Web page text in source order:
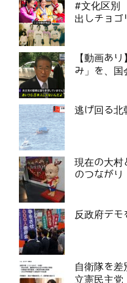
#文化区別
出しチョゴ
【動画あ
み」を、国
逃げ回る北
現在の大村
のつながり
反政府デモ
自衛隊を差
立憲民主党